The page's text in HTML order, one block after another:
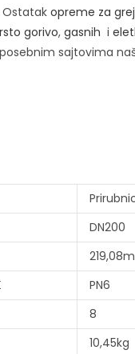
opreme za
gorivo, gasnih i
sajtovima
DN200
PN6
8
10,45kg